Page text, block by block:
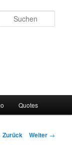
Quotes
Zurück Weiter →